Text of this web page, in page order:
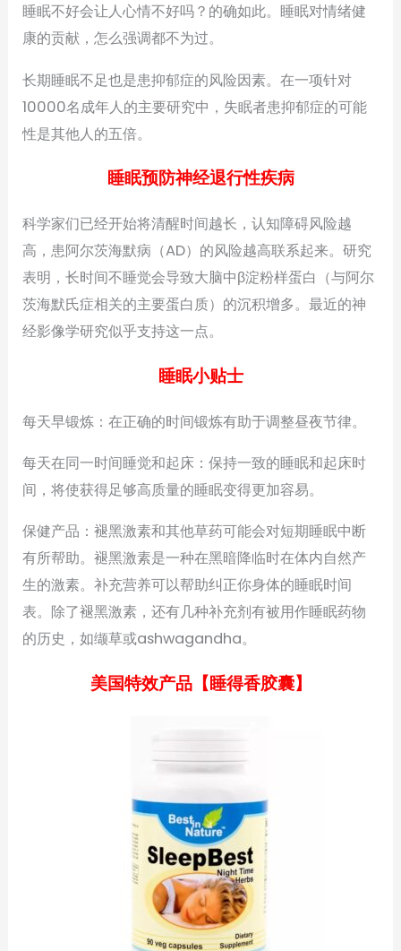
睡眠不好会让人心情不好吗？的确如此。睡眠对情绪健
康的贡献，怎么强调都不为过。
长期睡眠不足也是患抑郁症的风险因素。在一项针对
10000名成年人的主要研究中，失眠者患抑郁症的可能
性是其他人的五倍。
睡眠预防神经退行性疾病
科学家们已经开始将清醒时间越长，认知障碍风险越
高，患阿尔茨海默病（AD）的风险越高联系起来。研究
表明，长时间不睡觉会导致大脑中β淀粉样蛋白（与阿尔
茨海默氏症相关的主要蛋白质）的沉积增多。最近的神
经影像学研究似乎支持这一点。
睡眠小贴士
每天早锻炼：在正确的时间锻炼有助于调整昼夜节律。
每天在同一时间睡觉和起床：保持一致的睡眠和起床时
间，将使获得足够高质量的睡眠变得更加容易。
保健产品：褪黑激素和其他草药可能会对短期睡眠中断
有所帮助。褪黑激素是一种在黑暗降临时在体内自然产
生的激素。补充营养可以帮助纠正你身体的睡眠时间
表。除了褪黑激素，还有几种补充剂有被用作睡眠药物
的历史，如缬草或ashwagandha。
美国特效产品【睡得香胶囊】